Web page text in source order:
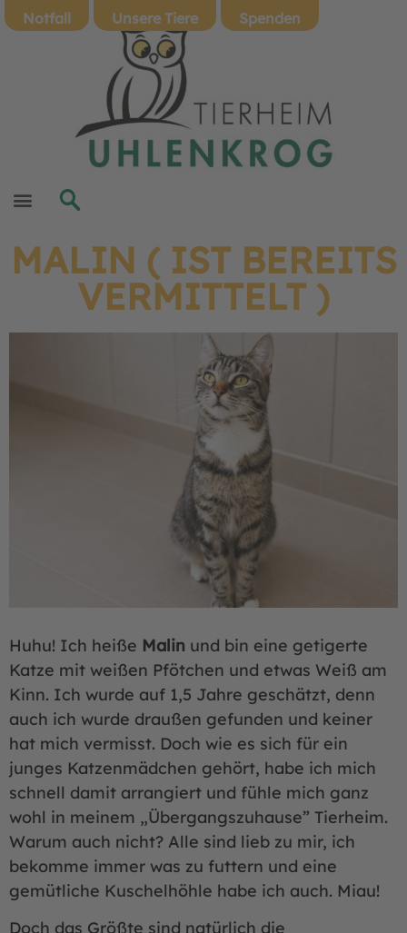
Notfall Unsere Tiere Spenden
MALIN ( IST BEREITS
VERMITTELT )
Huhu! Ich heiße Malin und bin eine getigerte
Katze mit weißen Pfötchen und etwas Weiß am
Kinn. Ich wurde auf 1,5 Jahre geschätzt, denn
auch ich wurde draußen gefunden und keiner
hat mich vermisst. Doch wie es sich für ein
junges Katzenmädchen gehört, habe ich mich
schnell damit arrangiert und fühle mich ganz
wohl in meinem „Übergangszuhause” Tierheim.
Warum auch nicht? Alle sind lieb zu mir, ich
bekomme immer was zu futtern und eine
gemütliche Kuschelhöhle habe ich auch. Miau!
Doch das Größte sind natürlich die